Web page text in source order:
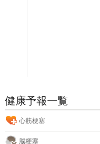
健康予報一覧
心筋梗塞
脳梗塞